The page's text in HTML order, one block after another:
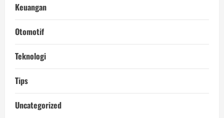
Keuangan
Otomotif
Teknologi
Tips
Uncategorized